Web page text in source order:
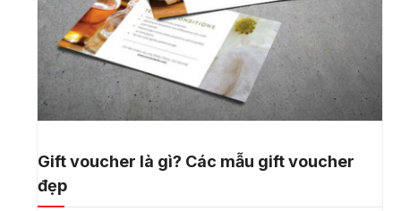
Gift voucher là gì? Các mẫu gift voucher
đẹp